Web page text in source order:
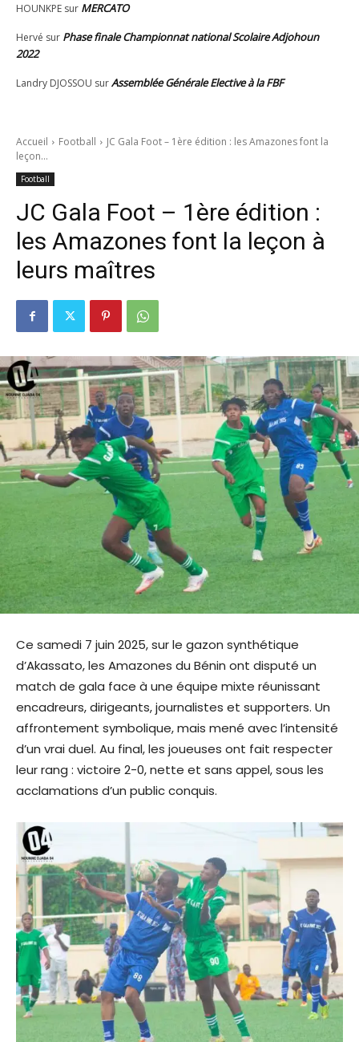
HOUNKPE sur MERCATO
Hervé sur Phase finale Championnat national Scolaire Adjohoun
2022
Landry DJOSSOU surAssemblée Générale Elective à la FBF